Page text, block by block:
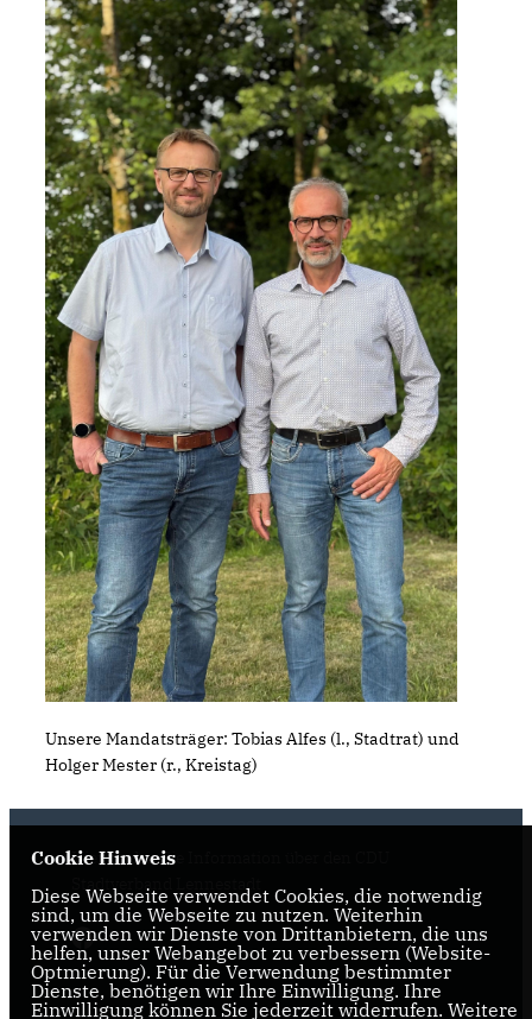
Unsere Mandatsträger: Tobias Alfes (l., Stadtrat) und
Holger Mester (r., Kreistag)
Hier finden Sie Information über den CDU
Stadtverband Lennestadt
Cookie Hinweis
Diese Webseite verwendet Cookies, die notwendig
sind, um die Webseite zu nutzen. Weiterhin
verwenden wir Dienste von Drittanbietern, die uns
helfen, unser Webangebot zu verbessern (Website-
Optmierung). Für die Verwendung bestimmter
Dienste, benötigen wir Ihre Einwilligung. Ihre
Einwilligung können Sie jederzeit widerrufen. Weitere